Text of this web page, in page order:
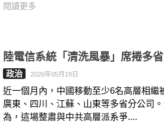
閱讀更多
陸電信系統「清洗風暴」席捲多省
政治 2026年05月19日
近一個月內，中國移動至少6名高層相繼
廣東、四川、江蘇、山東等多省分公司
為，這場整肅與中共高層派系爭....